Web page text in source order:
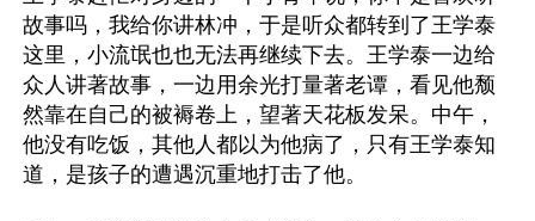
故事吗，我给你讲林冲，于是听众都转到了王学泰
这里，小流氓也也无法再继续下去。王学泰一边给
众人讲著故事，一边用余光打量著老谭，看见他颓
然靠在自己的被褥卷上，望著天花板发呆。中午，
他没有吃饭，其他人都以为他病了，只有王学泰知
道，是孩子的遭遇沉重地打击了他。